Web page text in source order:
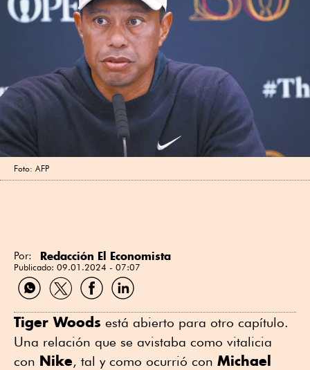
Foto: AFP
Por: Redacción El Economista
Publicado: 09.01.2024 - 07:07
Compartir
por
Compartir
por
Compartir
por
Compartir
por
Tiger Woods está abierto para otro capítulo.
Una relación que se avistaba como vitalicia
con Nike, tal y como ocurrió con Michael